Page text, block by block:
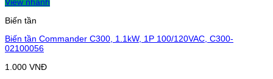
View nhanh
Biến tần
Biến tần Commander C300, 1.1kW, 1P 100/120VAC, C300-
02100056
1.000 VNĐ